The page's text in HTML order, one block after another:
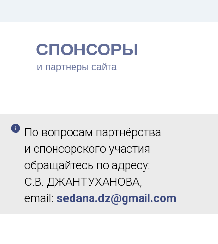
СПОНСОРЫ
и партнеры сайта
По вопросам партнёрства
и спонсорского участия
обращайтесь по адресу:
С.В. ДЖАНТУХАНОВА,
email: sedana.dz@gmail.com